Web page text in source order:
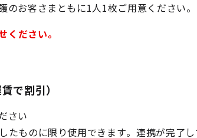
お客さまともに1人1枚ご用意ください。
ください。
で割引）
さい
たものに限り使用できます。連携が完了し